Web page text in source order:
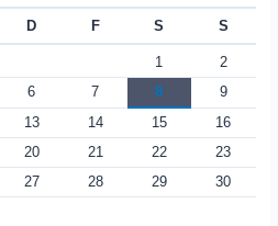
D F S S
1
2
6 7 8
9
13 14 15
16
20 21 22
23
27 28 29
30